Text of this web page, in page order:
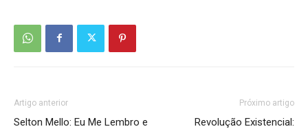
Artigo anterior
Selton Mello: Eu Me Lembro e
Próximo artigo
Revolução Existencial: